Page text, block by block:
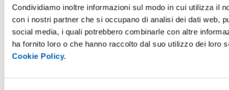
Condividiamo inoltre informazioni sul modo in cui utilizza il
con i nostri partner che si occupano di analisi dei dati web,
social media, i quali potrebbero combinarle con altre
ha fornito loro o che hanno raccolto dal suo utilizzo dei loro
Cookie Policy.
La “fatica amorevole” ovvero prendersi cura degli altri-
Elena Pattini(Unipr)
Quando a prendersi cura è un giovane: cosa sapere dal punto
(medico di famiglia)